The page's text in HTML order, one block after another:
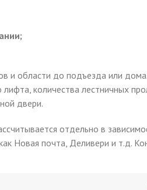
и области до подъезда или
лифта, количества лестничных
двери.
отдельно в
Новая почта, Деливери и т.д.